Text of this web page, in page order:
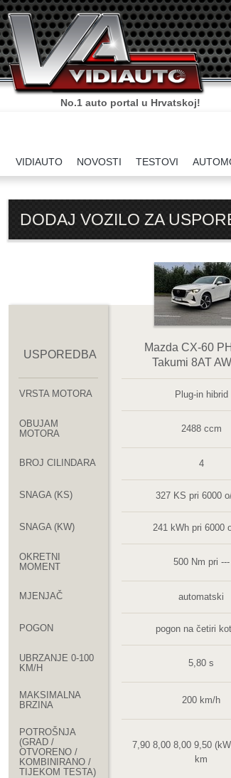
No.1 auto portal u Hrvatskoj!
VIDIAUTO NOVOSTI TESTOVI
DODAJ VOZILO ZA
USPOREDBA
Mazda CX-60
Takumi 8AT
VRSTA MOTORA Plug-in hibrid
OBUJAM
MOTORA
2488 ccm
BROJ CILINDARA 4
SNAGA (KS) 327 KS pri 6000
SNAGA (KW) 241 kWh pri 6000
OKRETNI
MOMENT
500 Nm pri ---
MJENJAČ automatski
POGON pogon na četiri
UBRZANJE 0-100
KM/H
5,80 s
MAKSIMALNA
BRZINA
200 km/h
POTROŠNJA
(GRAD /
OTVORENO /
KOMBINIRANO /
TIJEKOM TESTA)
7,90 8,00 8,00 9,50
km